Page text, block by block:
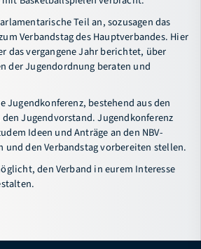
Teil an, sozusagen das
Verbandstag des Hauptverbandes. Hier
das vergangene Jahr berichtet, über
der Jugendordnung beraten und
Jugendkonferenz, bestehend aus den
Jugendvorstand. Jugendkonferenz
Ideen und Anträge an den NBV-
und den Verbandstag vorbereiten stellen.
den Verband in eurem Interesse
im Sport
Meldeportal